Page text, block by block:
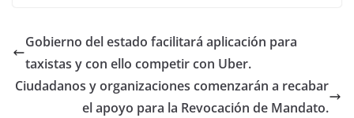
o
o
k
p
p
n
Gobierno del estado facilitará aplicación para
taxistas y con ello competir con Uber.
Ciudadanos y organizaciones comenzarán a recabar
el apoyo para la Revocación de Mandato.